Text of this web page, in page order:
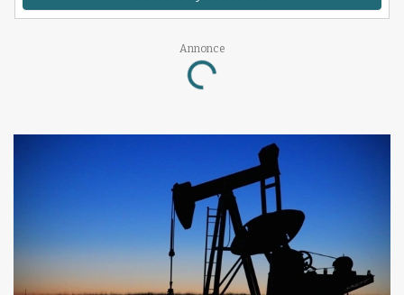
Annonce
Loading...